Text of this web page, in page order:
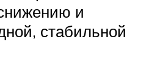
и
стабильной